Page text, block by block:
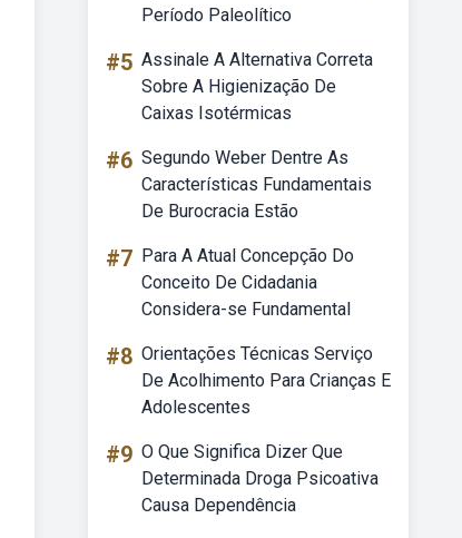
Período Paleolítico
#5 Assinale A Alternativa Correta
Sobre A Higienização De
Caixas Isotérmicas
#6 Segundo Weber Dentre As
Características Fundamentais
De Burocracia Estão
#7 Para A Atual Concepção Do
Conceito De Cidadania
Considera-se Fundamental
#8 Orientações Técnicas Serviço
De Acolhimento Para Crianças E
Adolescentes
#9 O Que Significa Dizer Que
Determinada Droga Psicoativa
Causa Dependência